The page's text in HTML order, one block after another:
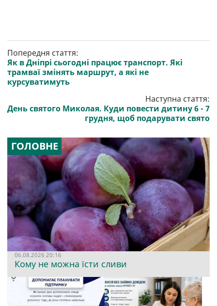
Попередня стаття:
Як в Дніпрі сьогодні працює транспорт. Які
трамваї змінять маршрут, а які не
курсуватимуть
Наступна стаття:
День святого Миколая. Куди повести дитину 6 - 7
грудня, щоб подарувати свято
ГОЛОВНЕ
06.08.2026 20:16
Кому не можна їсти сливи